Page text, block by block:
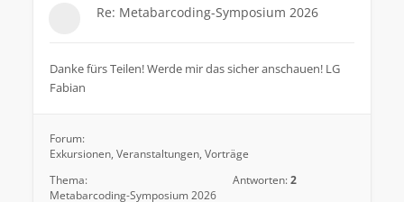
Re: Metabarcoding-Symposium 2026
Danke fürs Teilen! Werde mir das sicher anschauen! LG
Fabian
Forum:
Exkursionen, Veranstaltungen, Vorträge
Thema:
Metabarcoding-Symposium 2026
Antworten:2